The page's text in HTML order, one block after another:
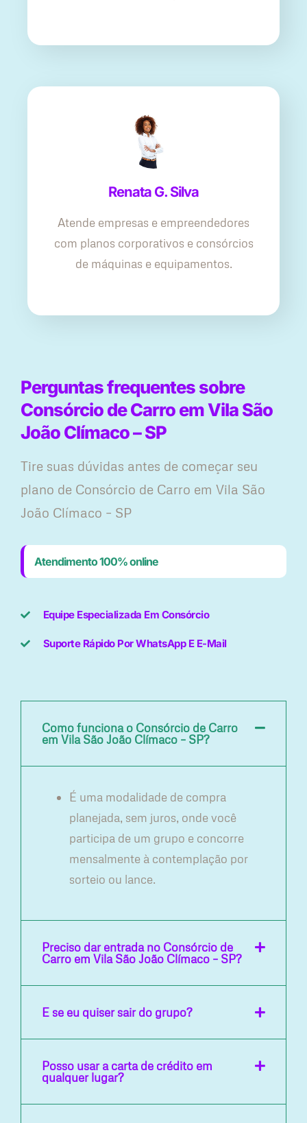
Renata G. Silva
Atende empresas e empreendedores
com planos corporativos e consórcios
de máquinas e equipamentos.
Perguntas frequentes sobre
Consórcio de Carro em Vila São
João Clímaco – SP
Tire suas dúvidas antes de começar seu
plano ​de Consórcio de Carro em Vila São
João Clímaco – SP
Atendimento 100% online
Equipe Especializada Em Consórcio
Suporte Rápido Por WhatsApp E E-Mail
Como funciona o Consórcio de Carro
em Vila São João Clímaco – SP?
É uma modalidade de compra
planejada, sem juros, onde você
participa de um grupo e concorre
mensalmente à contemplação por
sorteio ou lance.
Preciso dar entrada no Consórcio de
Carro em Vila São João Clímaco – SP?
E se eu quiser sair do grupo?
Posso usar a carta de crédito em
qualquer lugar?